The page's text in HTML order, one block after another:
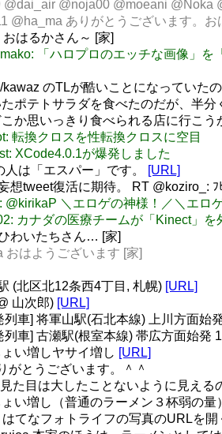
@dai_air @noja00 @moeani @Noka
@ha_ma ありがとうございます。お
はるかさん～ [家]
「ハロプロのエッチな画像」
kawaz のTLが酷いことになっていた
ポテトサラダを食べたのだが、半
か思いっきり食べられる店に行こう
転換クロスを性転換クロスに空目
XCode4.0.1が爆発しました
人は「エスパー」です。 [URL]
想tweet復活に期待。 RT @koziro_:
@kirikaP ＼エロゲの神様！／＼エロ
カナダの医療チームが「Kinect」
わいたちさん… [家]
おはようございます [家]
(北区北12条西4丁目, 札幌) [URL]
山次郎) [URL]
列車] 将軍山駅(石北本線) 上川方面始
列車] 古瀬駅(根室本線) 帯広方面始発
い増しヤサイ増し [URL]
がとうございます。＾＾
た目は大したことないように見え
い増し（普通のラーメン３杯弱の
てなフォトライフの写真のURLを